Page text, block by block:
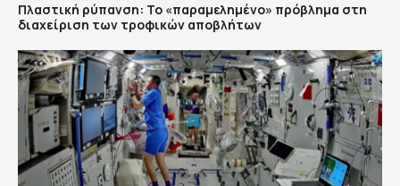
Πλαστική ρύπανση: Το «παραμελημένο» πρόβλημα στη
διαχείριση των τροφικών αποβλήτων